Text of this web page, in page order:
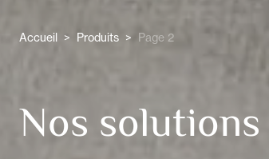
Accueil > Produits > Page 2
Nos